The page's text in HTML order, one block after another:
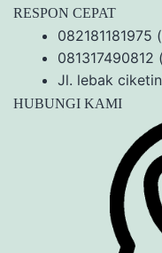
RESPON CEPAT
082181181975
081317490812
Jl. lebak
HUBUNGI KAMI